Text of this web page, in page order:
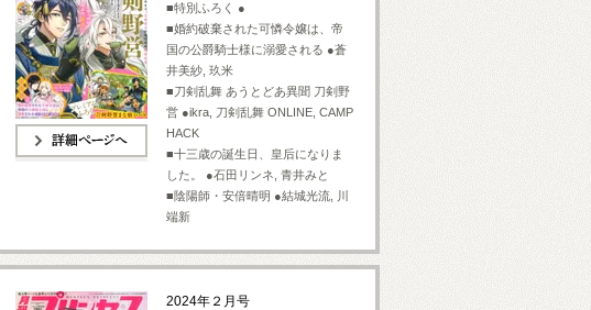
■特別ふろく ●
■婚約破棄された可憐令嬢は、帝
国の公爵騎士様に溺愛される ●蒼
井美紗, 玖米
■刀剣乱舞 あうとどあ異聞 刀剣野
営 ●ikra, 刀剣乱舞 ONLINE, CAMP
HACK
■十三歳の誕生日、皇后になりま
した。 ●石田リンネ, 青井みと
■陰陽師・安倍晴明 ●結城光流, 川
端新
2024年２月号